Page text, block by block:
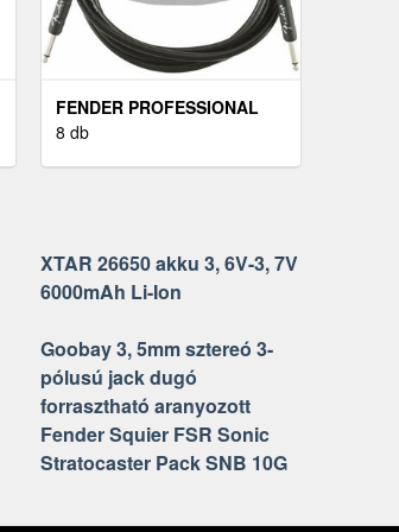
FENDER PROFESSIONAL
SERIES FEKETE 3 M
8 db
XTAR 26650 akku 3, 6V-3, 7V
6000mAh Li-Ion
Goobay 3, 5mm sztereó 3-
pólusú jack dugó
forrasztható aranyozott
Fender Squier FSR Sonic
Stratocaster Pack SNB 10G